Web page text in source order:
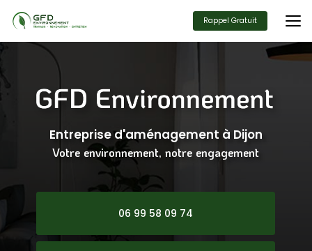
au
contenu
principal
Rappel Gratuit
Entreprise d'aménagement à Dijon
Votre environnement, notre engagement
06 99 58 09 74